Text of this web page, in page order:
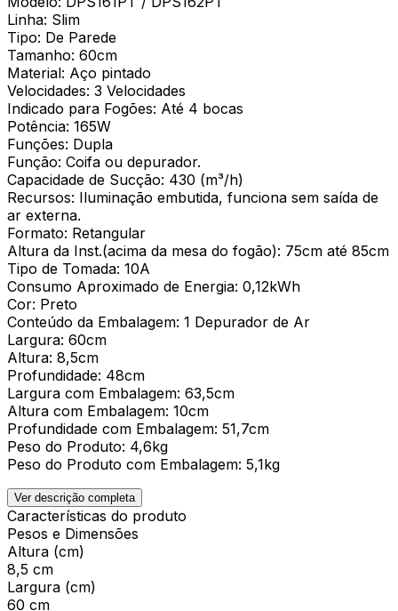
Linha: Slim
Tipo: De Parede
Tamanho: 60cm
Material: Aço pintado
Velocidades: 3 Velocidades
Indicado para Fogões: Até 4 bocas
Potência: 165W
Funções: Dupla
Função: Coifa ou depurador.
Capacidade de Sucção: 430 (m³/h)
Recursos: Iluminação embutida, funciona sem saída de
ar externa.
Formato: Retangular
Altura da Inst.(acima da mesa do fogão): 75cm até 85cm
Tipo de Tomada: 10A
Consumo Aproximado de Energia: 0,12kWh
Cor: Preto
Conteúdo da Embalagem: 1 Depurador de Ar
Largura: 60cm
Altura: 8,5cm
Profundidade: 48cm
Largura com Embalagem: 63,5cm
Altura com Embalagem: 10cm
Profundidade com Embalagem: 51,7cm
Peso do Produto: 4,6kg
Peso do Produto com Embalagem: 5,1kg
Ver descrição completa
Características do produto
Pesos e Dimensões
Altura (cm)
8,5 cm
Largura (cm)
60 cm